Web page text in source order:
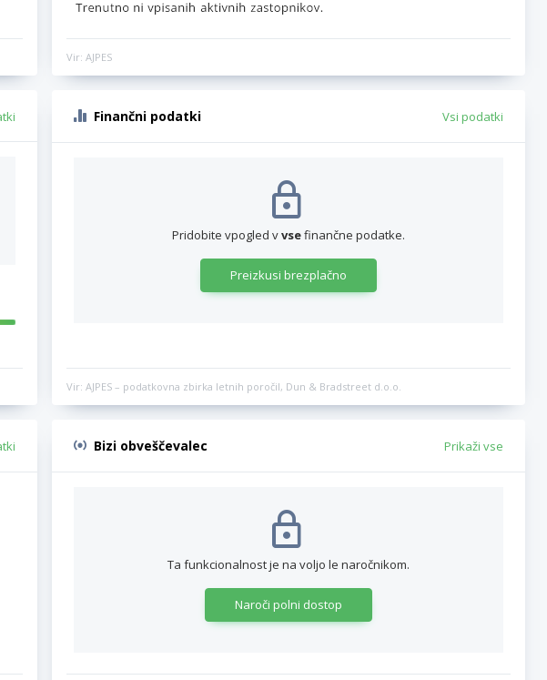
Vir: AJPES
Finančni podatki Vsi podatki
Pridobite vpogled vvsefinančne podatke.
Preizkusi brezplačno
Vir: AJPES – podatkovna zbirka letnih poročil, Dun & Bradstreet d.o.o.
Bizi obveščevalec Prikaži vse
Ta funkcionalnost je na voljo le naročnikom.
Naroči polni dostop